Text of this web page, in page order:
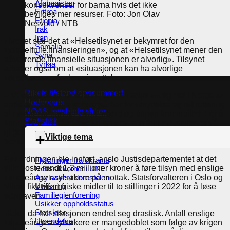
Afghanistan
Eritrea
Etiopia
Irak
Iran
Somalia
Syria
Tyrkia
Rikets tilstand oppsummert
Hederspris
NOAS rettshjelp virker
Statistikk
Viktige tema
Flyktninger fra ukraina
Rettssikkerhet i UNE
Asylsaker i domstolen
Utvisning
Familiegjenforening
Usikker oppholdsstatus
Statsløse
Utsendelse
konsekvenser for barna hvis det ikke
bevilges mer resurser. Foto: Jon Olav
Nesvold / NTB
I brevet står det at «Helsetilsynet er bekymret for den
mangelfulle finansieringen», og at «Helsetilsynet mener den
nåværende finansielle situasjonen er alvorlig». Tilsynet
advarer også om at «situasjonen kan ha alvorlige
konsekvenser for barn i mottak».
– Vi vet både ut fra erfaringer internasjonalt og her i Norge at
dette er en gruppe som er sårbar for utnyttelse og rekruttering
til menneskehandel, svart arbeid og annen kriminalitet. For å
kunne ivareta både lovens krav og samfunnets ønske om å
gi god omsorg til disse barna, må det mer ressurser på
bordet, sier Andresen til Altinget.
Før ordningen ble innført, anslo Justisdepartementet at det
ville koste rundt 1,3 millioner kroner å føre tilsyn med enslige
mindreårige asylsøkere på mottak. Statsforvalteren i Oslo og
Viken fikk tilført friske midler til to stillinger i 2022 for å løse
oppgaven.
Siden da har sitasjonen endret seg drastisk. Antall enslige
mindreårige asylsøkere er mangedoblet som følge av krigen